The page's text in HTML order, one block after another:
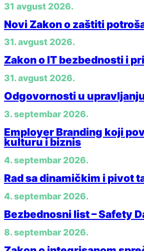
31 avgust 2026.
Novi Zakon o zaštiti
31. avgust 2026.
Zakon o IT bezbednosti i
31. avgust 2026.
Odgovornosti u
3. septembar 2026.
Employer Branding koji
kulturu i biznis
4. septembar 2026.
Rad sa dinamičkim i pivot
4. septembar 2026.
Bezbednosni list – Safety
8. septembar 2026.